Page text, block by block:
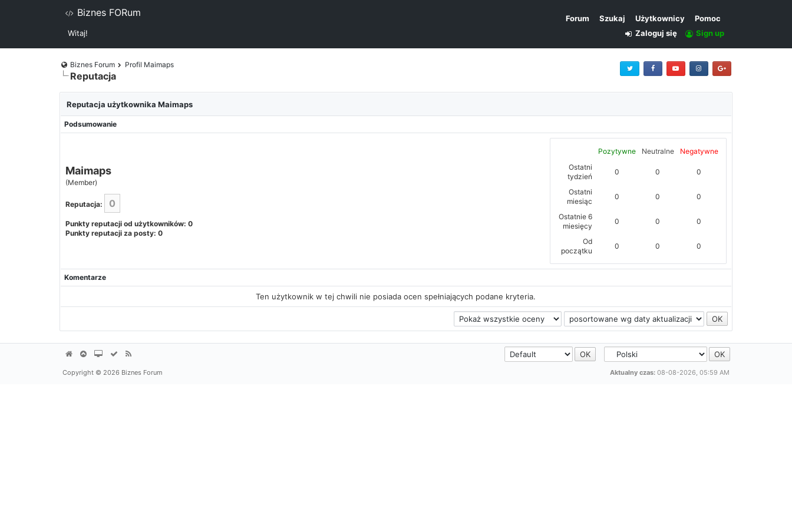
Biznes FORum Forum Szukaj Użytkownicy
Pomoc
Witaj!
Sign up
Zaloguj się
Biznes Forum Profil Maimaps
Reputacja
Reputacja użytkownika Maimaps
Podsumowanie
Maimaps
(Member)
Reputacja: 0
Punkty reputacji od użytkowników: 0
Punkty reputacji za posty: 0
Pozytywne Neutralne
Negatywne
Ostatni
tydzień
0 0 0
Ostatni
miesiąc
0 0 0
Ostatnie 6
miesięcy
0 0 0
Od
początku
0 0 0
Komentarze
Ten użytkownik w tej chwili nie posiada ocen spełniających podane kryteria.
Aktualny czas: 08-08-2026, 05:59 AM
Copyright © 2026 Biznes Forum